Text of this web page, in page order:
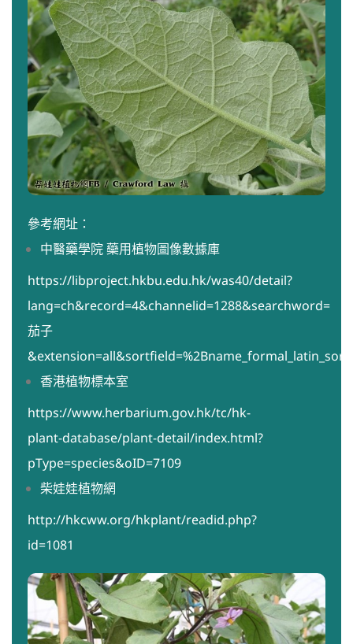
參考網址：
中醫藥學院 虊用植物圖像數據庫
https://libproject.hkbu.edu.hk/was40/detail?
lang=ch&record=4&channelid=1288&searchword=
茄子
&extension=all&sortfield=%2Bname_formal_latin_sort
香港植物標本室
https://www.herbarium.gov.hk/tc/hk-
plant-database/plant-detail/index.html?
pType=species&oID=7109
柴娃娃植物網
http://hkcww.org/hkplant/readid.php?
id=1081